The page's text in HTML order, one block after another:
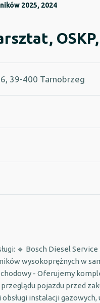
2025, 2024
39-400 Tarnobrzeg
🔹 Bosch Diesel
wysokoprężnych w
- Oferujemy
pojazdu przed
instalacji gazowych,